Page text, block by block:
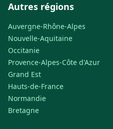
Autres régions
Auvergne-Rhône-Alpes
Nouvelle-Aquitaine
Occitanie
Provence-Alpes-Côte d'Azur
Grand Est
Hauts-de-France
Normandie
Bretagne